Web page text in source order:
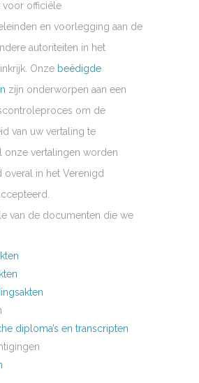
voor officiële
en voorlegging aan de
autoriteiten in het
Onze beëdigde
zijn onderworpen aan een
om de
van uw vertaling te
onze vertalingen worden
overal in het Verenigd
van de documenten die we
diploma’s en transcripten